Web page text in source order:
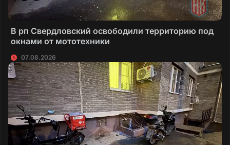
В рп Свердловский освободили территорию под
окнами от мототехники
07.08.2026